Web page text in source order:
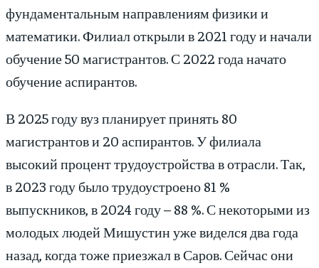
фундаментальным направлениям физики и
математики. Филиал открыли в 2021 году и начали
обучение 50 магистрантов. С 2022 года начато
обучение аспирантов.
В 2025 году вуз планирует принять 80
магистрантов и 20 аспирантов. У филиала
высокий процент трудоустройства в отрасли. Так,
в 2023 году было трудоустроено 81 %
выпускников, в 2024 году – 88 %. С некоторыми из
молодых людей Мишустин уже виделся два года
назад, когда тоже приезжал в Саров. Сейчас они